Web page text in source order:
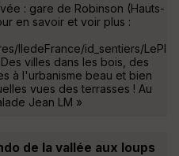
: gare de Robinson (Hauts-
en savoir et voir plus :
IledeFrance/id_sentiers/LePl
villes dans les bois, des
à l'urbanisme beau et bien
vues des terrasses ! Au
Jean LM »
de la vallée aux loups